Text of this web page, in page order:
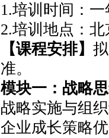
1.培训时间：
2.培训地点：
【课程安排】
准。
模块一：战略
战略实施与组
企业成长策略